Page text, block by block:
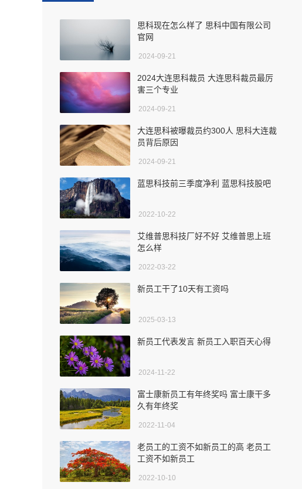
思科现在怎么样了 思科中国有限公司
官网
2024-09-21
2024大连思科裁员 大连思科裁员最厉
害三个专业
2024-09-21
大连思科被曝裁员约300人 思科大连裁
员背后原因
2024-09-21
蓝思科技前三季度净利 蓝思科技股吧
2022-10-22
艾维普思科技厂好不好 艾维普思上班
怎么样
2022-03-22
新员工干了10天有工资吗
2025-03-13
新员工代表发言 新员工入职百天心得
2024-11-22
富士康新员工有年终奖吗 富士康干多
久有年终奖
2022-11-04
老员工的工资不如新员工的高 老员工
工资不如新员工
2022-10-10